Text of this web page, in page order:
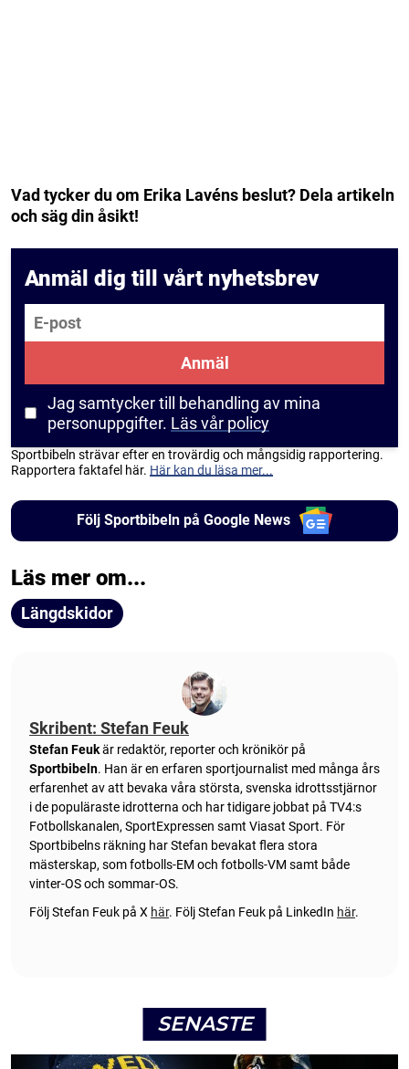
Vad tycker du om Erika Lavéns beslut? Dela artikeln
och säg din åsikt!
Anmäl dig till vårt nyhetsbrev
E-post
Anmäl
Jag samtycker till behandling av mina
personuppgifter. Läs vår policy
Sportbibeln strävar efter en trovärdig och mångsidig rapportering.
Rapportera faktafel här. Här kan du läsa mer...
Följ Sportbibeln på Google News
Läs mer om...
Längdskidor
Skribent: Stefan Feuk
Stefan Feukär redaktör, reporter och krönikör på
Sportbibeln. Han är en erfaren sportjournalist med många års
erfarenhet av att bevaka våra största, svenska idrottsstjärnor
i de populäraste idrotterna och har tidigare jobbat på TV4:s
Fotbollskanalen, SportExpressen samt Viasat Sport. För
Sportbibelns räkning har Stefan bevakat flera stora
mästerskap, som fotbolls-EM och fotbolls-VM samt både
vinter-OS och sommar-OS.
Följ Stefan Feuk på X här. Följ Stefan Feuk på LinkedIn här.
SENASTE